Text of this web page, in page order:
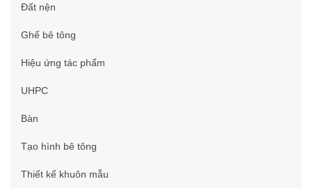
Đất nện
Ghế bê tông
Hiệu ứng tác phẩm
UHPC
Bàn
Tạo hình bê tông
Thiết kế khuôn mẫu